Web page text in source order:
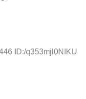
ID:/q353mjl0NIKU